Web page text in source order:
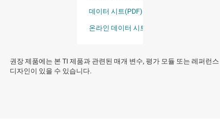
권장 제품에는 본 TI 제품과 관련된 매개 변수, 평가 모듈 또는 레퍼런스
디자인이 있을 수 있습니다.